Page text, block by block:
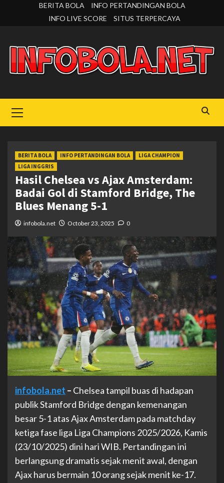
BERITA BOLA
INFO PERTANDINGAN BOLA
INFO LIVE SCORE
SITUS TERPERCAYA
Menu
BERITA BOLA INFO PERTANDINGAN BOLA
LIGA CHAMPION
LIGA INGGRIS
Hasil Chelsea vs Ajax Amsterdam:
Badai Gol di Stamford Bridge, The
Blues Menang 5-1
infobola.net October 23, 2025 0
infobola.net – Chelsea tampil buas di hadapan
publik Stamford Bridge dengan kemenangan
besar 5-1 atas Ajax Amsterdam pada matchday
ketiga fase liga Liga Champions 2025/2026, Kamis
(23/10/2025) dini hari WIB. Pertandingan ini
berlangsung dramatis sejak menit awal, dengan
Ajax harus bermain 10 orang sejak menit ke-17.